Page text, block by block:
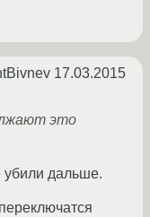
17.03.2015
это
убили дальше.